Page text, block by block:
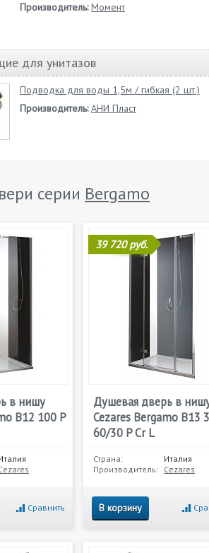
Производитель: Момент
для унитазов
Подводка для воды 1,5м / гибкая (2 шт.)
Производитель: АНИ Пласт
серии Bergamo
в нишу
B12 100 P
Сравнить
39 720 руб.
Душевая дверь в
Cezares Bergamo B13
60/30 P Cr L
Страна:
Италия
Производитель: Cezares
В корзину